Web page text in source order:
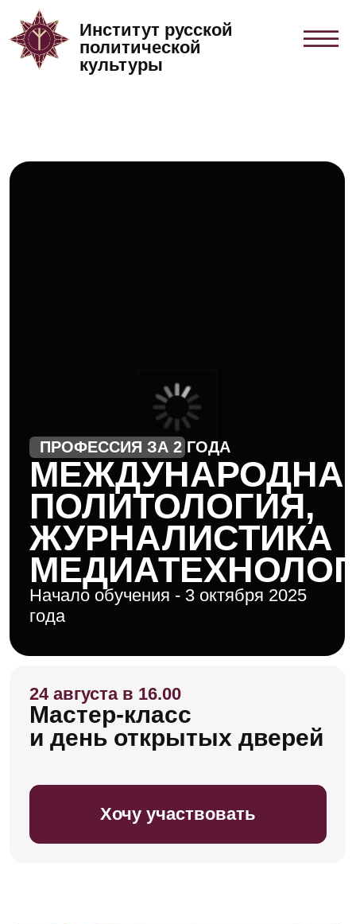
Институт русской
политической
культуры
МЕЖДУНАРОДНАЯ
ПОЛИТОЛОГИЯ,
ЖУРНАЛИСТИКА И
МЕДИАТЕХНОЛОГИИ
Начало обучения - 3 октября 2025
года
24 августа в 16.00
Мастер-класс
и день открытых дверей
Хочу участвовать